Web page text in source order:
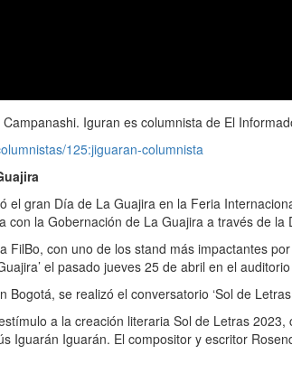
Iguran es columnista de El
125:jiguaran-columnista
gran Día de La Guajira en la Feria
la Gobernación de La Guajira a través de
con uno de los stand más impactantes
el pasado jueves 25 de abril en el
se realizó el conversatorio ‘Sol de
a la creación literaria Sol de Letras
Iguarán Iguarán. El compositor y escritor